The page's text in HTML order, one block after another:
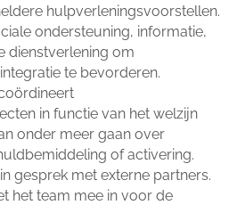
hulpverleningsvoorstellen.
ondersteuning, informatie,
dienstverlening om
te bevorderen.
in functie van het welzijn
onder meer gaan over
of activering.
gesprek met externe partners.
het team mee in voor de